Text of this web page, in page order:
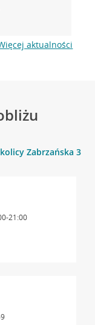
aktualności
Zabrzańska 30a
21:00